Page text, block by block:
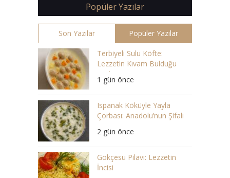
Popüler Yazılar
Son Yazılar Popüler Yazılar
Terbiyeli Sulu Köfte:
Lezzetin Kıvam Bulduğu
Çorba
1 gün önce
Ispanak Köküyle Yayla
Çorbası: Anadolu’nun Şifalı
2 gün önce
Gökçesu Pilavı: Lezzetin
İncisi